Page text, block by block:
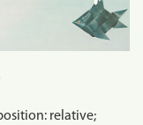
relative;